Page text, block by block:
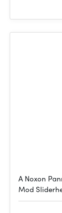
A Noxon
Mod